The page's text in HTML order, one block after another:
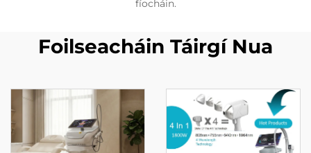
fíocháin.
Foilseacháin Táirgí Nua